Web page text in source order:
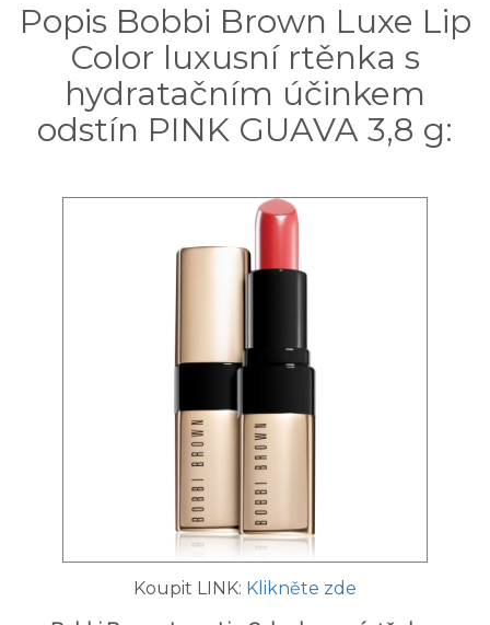
Popis Bobbi Brown Luxe Lip
Color luxusní rtěnka s
hydratačním účinkem
odstín PINK GUAVA 3,8 g:
Koupit LINK: Klikněte zde